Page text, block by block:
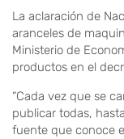
La aclaración de
aranceles de
Ministerio de
productos en el
“Cada vez que se
publicar todas,
fuente que conoce